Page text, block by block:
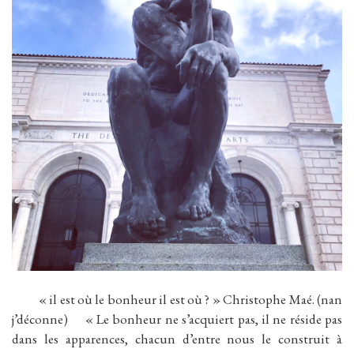
« il est où le bonheur il est où ? » Christophe Maé. (nan
j’déconne) « Le bonheur ne s’acquiert pas, il ne réside pas
dans les apparences, chacun d’entre nous le construit à